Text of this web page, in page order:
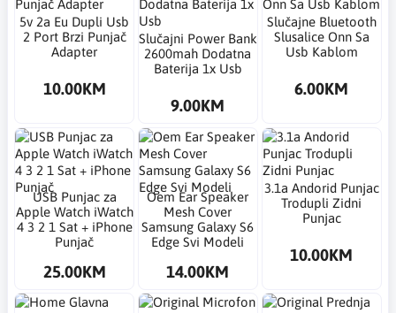
5v 2a Eu Dupli Usb
2 Port Brzi Punjač
Adapter
10.00KM
Slučajni Power Bank
2600mah Dodatna
Baterija 1x Usb
9.00KM
Slučajne Bluetooth
Slusalice Onn Sa
Usb Kablom
6.00KM
USB Punjac za
Apple Watch iWatch
4 3 2 1 Sat + iPhone
Punjač
25.00KM
Oem Ear Speaker
Mesh Cover
Samsung Galaxy S6
Edge Svi Modeli
14.00KM
3.1a Andorid Punjac
Trodupli Zidni
Punjac
10.00KM